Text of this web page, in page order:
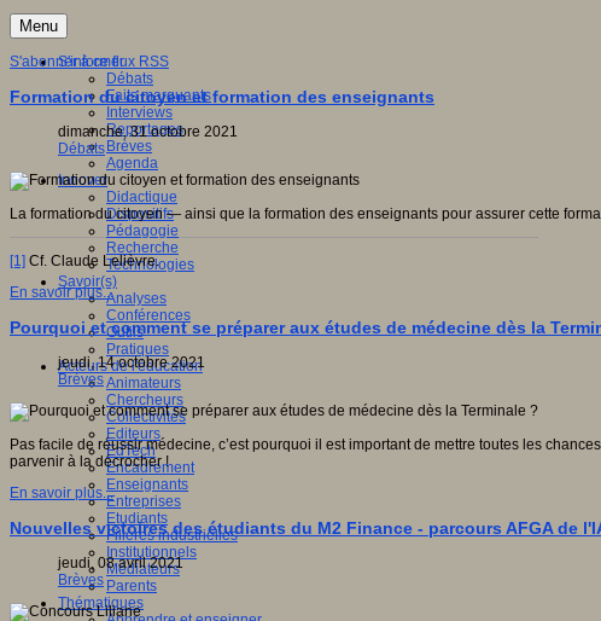
Menu
S'informer
Débats
Faits marquants
Interviews
Reportages
Brèves
Agenda
Innover
Didactique
Dispositifs
Pédagogie
Recherche
Technologies
Savoir(s)
Analyses
Conférences
Outils
Pratiques
Acteurs de l'éducation
Animateurs
Chercheurs
Collectivités
Editeurs
EdTech
Encadrement
Enseignants
Entreprises
Etudiants
Filières industrielles
Institutionnels
Médiateurs
Parents
Thématiques
S'abonner à ce flux RSS
Formation du citoyen et formation des enseignants
dimanche, 31 octobre 2021
Débats
La formation du citoyen — ainsi que la formation des enseignants pour assurer cette
[1] Cf. Claude Lelièvre.
En savoir plus...
Pourquoi et comment se préparer aux études de médecine dès la
jeudi, 14 octobre 2021
Brèves
Pas facile de réussir médecine, c’est pourquoi il est important de mettre toutes les
parvenir à la décrocher !
En savoir plus...
Nouvelles victoires des étudiants du M2 Finance - parcours AFGA de
jeudi, 08 avril 2021
Brèves